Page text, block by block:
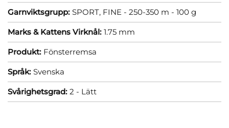
Garnviktsgrupp: SPORT, FINE - 250-350 m - 100 g
Marks & Kattens Virknål: 1.75 mm
Produkt: Fönsterremsa
Språk: Svenska
Svårighetsgrad: 2 - Lätt